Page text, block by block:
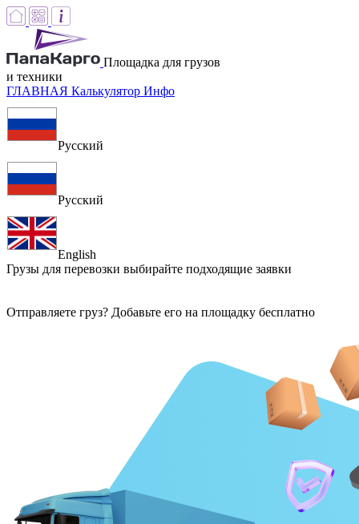
Площадка для грузов
и техники
ГЛАВНАЯ Калькулятор Инфо
Русский
Русский
English
Грузы для перевозки выбирайте подходящие заявки
Отправляете груз? Добавьте его на площадку бесплатно